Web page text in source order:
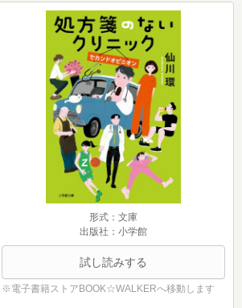
形式：文庫
出版社：小学館
試し読みする
※電子書籍ストアBOOK☆WALKERへ移動します